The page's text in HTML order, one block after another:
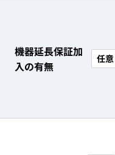
機器延長保証加
入の有無
任意